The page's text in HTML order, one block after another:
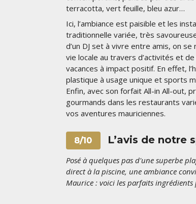
terracotta, vert feuille, bleu azur…
Ici, l’ambiance est paisible et les
traditionnelle variée, très
d’un DJ set à vivre entre amis, on
vie locale au travers d’activités et
vacances à impact positif. En effet,
plastique à usage unique et sports
Enfin, avec son forfait All-in All-out,
gourmands dans les restaurants
vos aventures mauriciennes.
8/10 L’avis de notre
Posé à quelques pas d'une superbe
direct à la piscine, une ambiance
Maurice : voici les parfaits